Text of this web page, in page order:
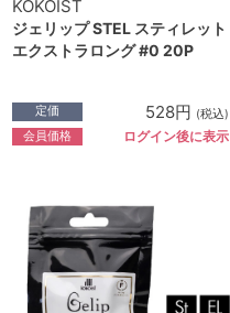
KOKOIST
ジェリップ STEL スティレット
エクストラロング #0 20P
定価 528円 (税込)
会員価格 ログイン後に表示